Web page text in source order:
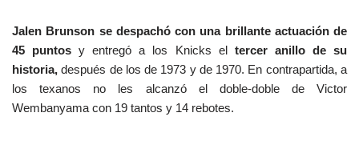
Jalen Brunson se despachó con una brillante actuación de
45 puntosy entregó a los Knicks eltercer anillo de su
historia, después de los de 1973 y de 1970. En contrapartida, a
los texanos no les alcanzó el doble-doble de Victor
Wembanyama con 19 tantos y 14 rebotes.